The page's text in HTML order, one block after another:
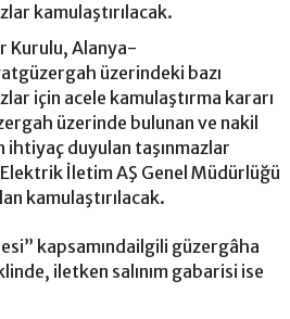
kamulaştırılacak.
Kurulu, Alanya-
üzerindeki bazı
için acele kamulaştırma kararı
üzerinde bulunan ve nakil
ihtiyaç duyulan taşınmazlar
İletim AŞ Genel Müdürlüğü
kamulaştırılacak.
kapsamındailgili güzergâha
iletken salınım gabarisi ise